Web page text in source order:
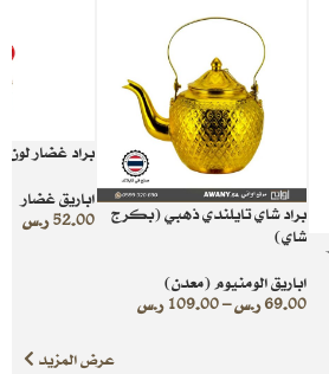
براد شاي تايلندي ذهبي (بكرج
شاي)
اباريق الومنيوم (معدن)
69.00 ر.س–
109.00 ر.س
براد غضار لون
اباريق غضار
52.00ر.س
عرض المزيد